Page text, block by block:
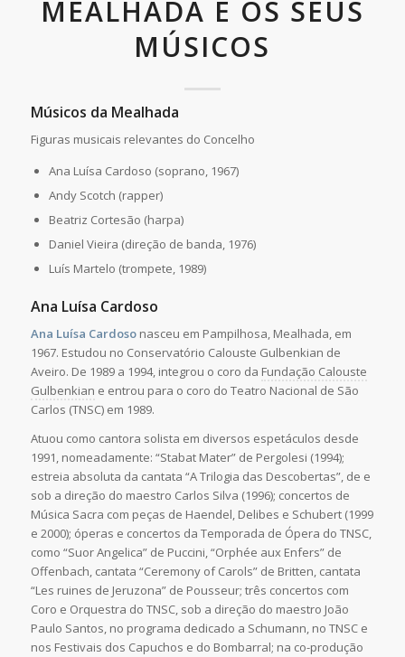
MEALHADA E OS SEUS
MÚSICOS
Músicos da Mealhada
Figuras musicais relevantes do Concelho
Ana Luísa Cardoso (soprano, 1967)
Andy Scotch (rapper)
Beatriz Cortesão (harpa)
Daniel Vieira (direção de banda, 1976)
Luís Martelo (trompete, 1989)
Ana Luísa Cardoso
Ana Luísa Cardosonasceu em Pampilhosa, Mealhada, em
1967. Estudou no Conservatório Calouste Gulbenkian de
Aveiro. De 1989 a 1994, integrou o coro da Fundação Calouste
Gulbenkian e entrou para o coro do Teatro Nacional de São
Carlos (TNSC) em 1989.
Atuou como cantora solista em diversos espetáculos desde
1991, nomeadamente: “Stabat Mater” de Pergolesi (1994);
estreia absoluta da cantata “A Trilogia das Descobertas”, de e
sob a direção do maestro Carlos Silva (1996); concertos de
Música Sacra com peças de Haendel, Delibes e Schubert (1999
e 2000); óperas e concertos da Temporada de Ópera do TNSC,
como “Suor Angelica” de Puccini, “Orphée aux Enfers” de
Offenbach, cantata “Ceremony of Carols” de Britten, cantata
“Les ruines de Jeruzona” de Pousseur; três concertos com
Coro e Orquestra do TNSC, sob a direção do maestro João
Paulo Santos, no programa dedicado a Schumann, no TNSC e
nos Festivais dos Capuchos e do Bombarral; na co-produção